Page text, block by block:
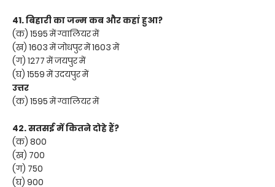
41. बिहारी का जन्म कब और कहां हुआ?
(क) 1595 में ग्वालियर में
(ख) 1603 में जोधपुर में 1603 में
(ग) 1277 में जयपुर में
(घ) 1559 में उदयपुर में
उत्तर
(क) 1595 में ग्वालियर में
42. सतसई में कितने दोहे हैं?
(क) 800
(ख) 700
(ग) 750
(घ) 900